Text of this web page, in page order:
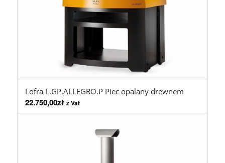
Lofra L.GP.ALLEGRO.P Piec opalany drewnem
22.750,00zł z Vat